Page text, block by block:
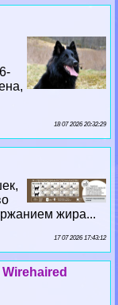
18 07 2026 20:32:29
жира...
17 07 2026 17:43:12